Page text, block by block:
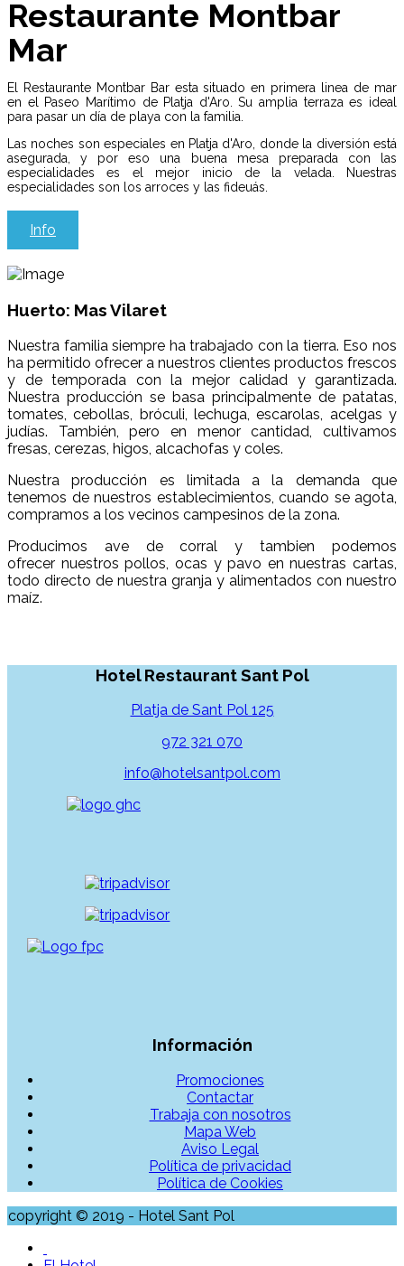
Restaurante Montbar
Mar
El Restaurante Montbar Bar esta situado en primera linea de mar
en el Paseo Marítimo de Platja d'Aro. Su amplia terraza es ideal
para pasar un día de playa con la familia.
Las noches son especiales en Platja d'Aro, donde la diversión está
asegurada, y por eso una buena mesa preparada con las
especialidades es el mejor inicio de la velada. Nuestras
especialidades son los arroces y las fideuás.
Info
Huerto: Mas Vilaret
Nuestra familia siempre ha trabajado con la tierra. Eso nos
ha permitido ofrecer a nuestros clientes productos frescos
y de temporada con la mejor calidad y garantizada.
Nuestra producción se basa principalmente de patatas,
tomates, cebollas, bróculi, lechuga, escarolas, acelgas y
judías. También, pero en menor cantidad, cultivamos
fresas, cerezas, higos, alcachofas y coles.
Nuestra producción es limitada a la demanda que
tenemos de nuestros establecimientos, cuando se agota,
compramos a los vecinos campesinos de la zona.
Producimos ave de corral y tambien podemos
ofrecer nuestros pollos, ocas y pavo en nuestras cartas,
todo directo de nuestra granja y alimentados con nuestro
maíz.
Hotel Restaurant Sant Pol
Platja de Sant Pol 125
972 321 070
info@hotelsantpol.com
Información
Promociones
Contactar
Trabaja con nosotros
Mapa Web
Aviso Legal
Política de privacidad
Política de Cookies
copyright © 2019 - Hotel Sant Pol